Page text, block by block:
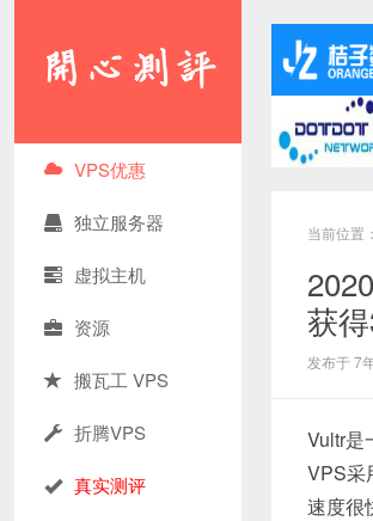
VPS优惠
独立服务器
虚拟主机
资源
搬瓦工 VPS
折腾VPS
真实测评
当前位置：
获
发布于 7
Vultr是
VPS采
速度很